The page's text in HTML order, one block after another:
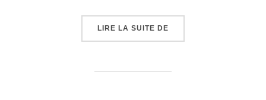
LIRE LA SUITE DE